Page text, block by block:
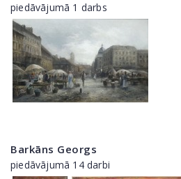
piedāvājumā 1 darbs
Barkāns Georgs
piedāvājumā 14 darbi